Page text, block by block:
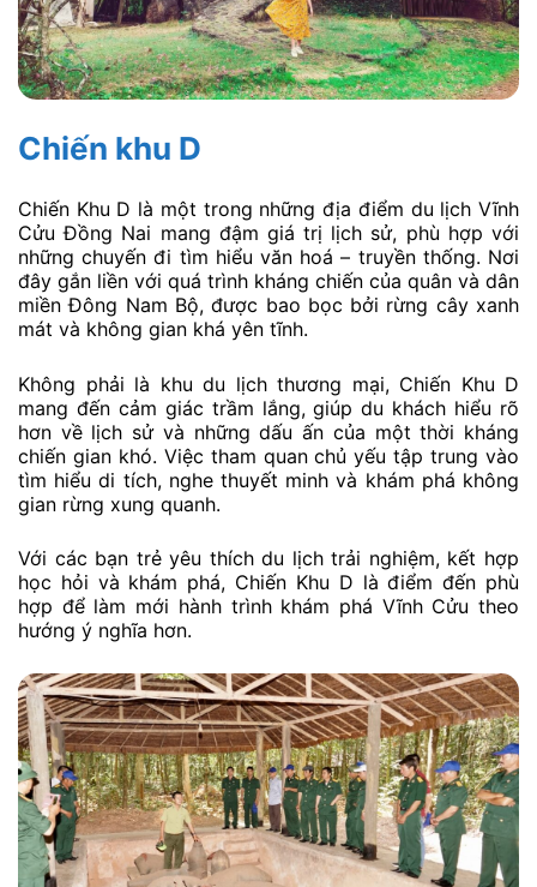
Chiến khu D
Chiến Khu D là một trong những địa điểm du lịch Vĩnh
Cửu Đồng Nai mang đậm giá trị lịch sử, phù hợp với
những chuyến đi tìm hiểu văn hoá – truyền thống. Nơi
đây gắn liền với quá trình kháng chiến của quân và dân
miền Đông Nam Bộ, được bao bọc bởi rừng cây xanh
mát và không gian khá yên tĩnh.
Không phải là khu du lịch thương mại, Chiến Khu D
mang đến cảm giác trầm lắng, giúp du khách hiểu rõ
hơn về lịch sử và những dấu ấn của một thời kháng
chiến gian khó. Việc tham quan chủ yếu tập trung vào
tìm hiểu di tích, nghe thuyết minh và khám phá không
gian rừng xung quanh.
Với các bạn trẻ yêu thích du lịch trải nghiệm, kết hợp
học hỏi và khám phá, Chiến Khu D là điểm đến phù
hợp để làm mới hành trình khám phá Vĩnh Cửu theo
hướng ý nghĩa hơn.